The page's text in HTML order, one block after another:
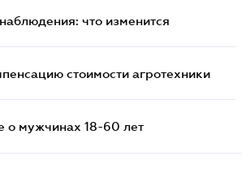
что изменится
стоимости агротехники
о мужчинах 18-60 лет